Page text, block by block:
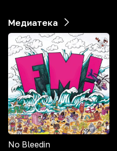
Медиатека
No Bleedin